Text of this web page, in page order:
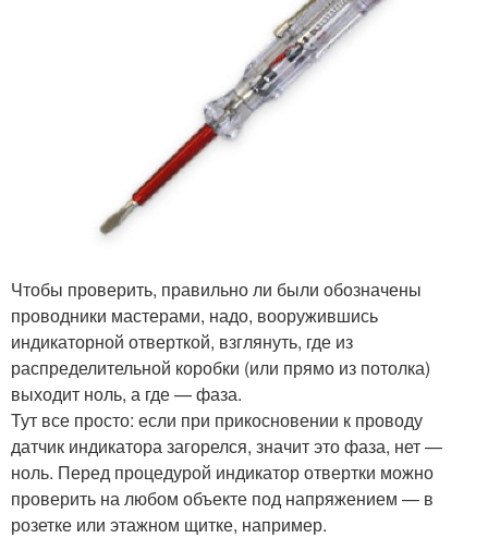
Чтобы проверить, правильно ли были обозначены
проводники мастерами, надо, вооружившись
индикаторной отверткой, взглянуть, где из
распределительной коробки (или прямо из потолка)
выходит ноль, а где — фаза.
Тут все просто: если при прикосновении к проводу
датчик индикатора загорелся, значит это фаза, нет —
ноль. Перед процедурой индикатор отвертки можно
проверить на любом объекте под напряжением — в
розетке или этажном щитке, например.